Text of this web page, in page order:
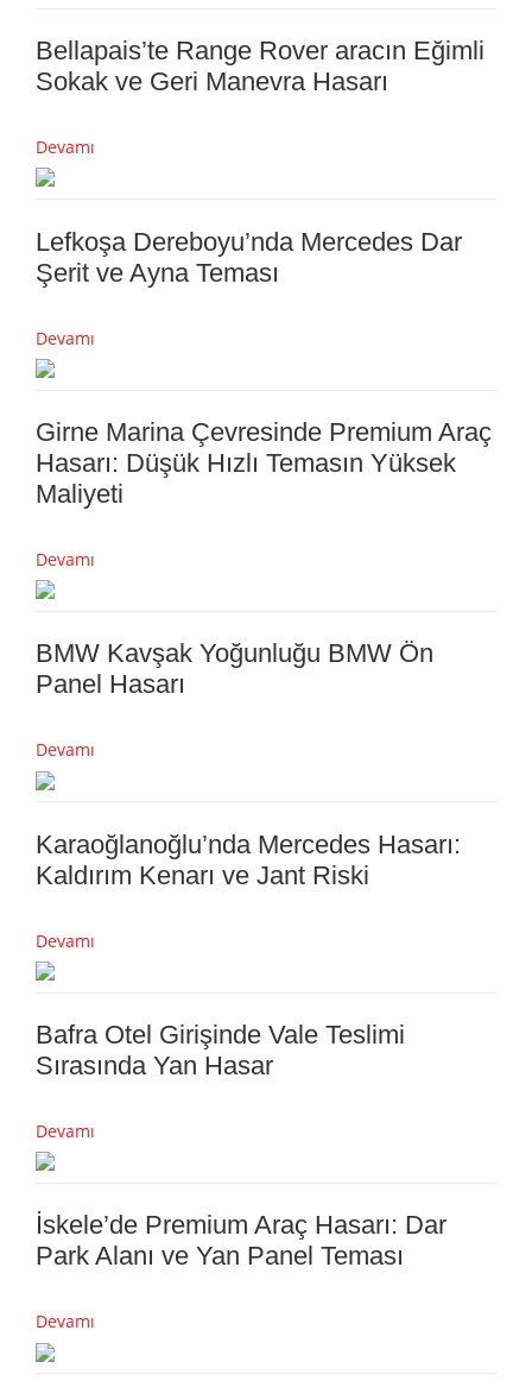
Bellapais’te Range Rover aracın Eğimli
Sokak ve Geri Manevra Hasarı
Devamı
Lefkoşa Dereboyu’nda Mercedes Dar
Şerit ve Ayna Teması
Devamı
Girne Marina Çevresinde Premium Araç
Hasarı: Düşük Hızlı Temasın Yüksek
Maliyeti
Devamı
BMW Kavşak Yoğunluğu BMW Ön
Panel Hasarı
Devamı
Karaoğlanoğlu’nda Mercedes Hasarı:
Kaldırım Kenarı ve Jant Riski
Devamı
Bafra Otel Girişinde Vale Teslimi
Sırasında Yan Hasar
Devamı
İskele’de Premium Araç Hasarı: Dar
Park Alanı ve Yan Panel Teması
Devamı